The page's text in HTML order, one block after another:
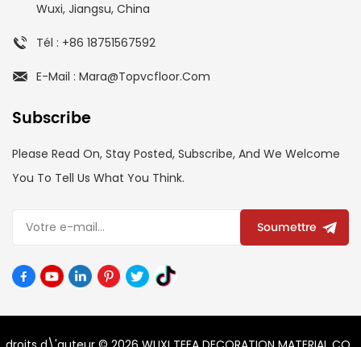
Wuxi, Jiangsu, China
Tél : +86 18751567592
E-Mail : Mara@topvcfloor.com
Subscribe
Please Read On, Stay Posted, Subscribe, And We Welcome
You To Tell Us What You Think.
Soumettre